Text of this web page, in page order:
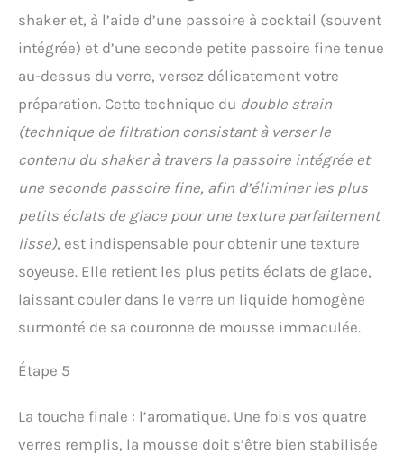
shaker et, à l’aide d’une passoire à cocktail (souvent
intégrée) et d’une seconde petite passoire fine tenue
au-dessus du verre, versez délicatement votre
préparation. Cette technique du double strain
(technique de filtration consistant à verser le
contenu du shaker à travers la passoire intégrée et
une seconde passoire fine, afin d’éliminer les plus
petits éclats de glace pour une texture parfaitement
lisse), est indispensable pour obtenir une texture
soyeuse. Elle retient les plus petits éclats de glace,
laissant couler dans le verre un liquide homogène
surmonté de sa couronne de mousse immaculée.
Étape 5
La touche finale : l’aromatique. Une fois vos quatre
verres remplis, la mousse doit s’être bien stabilisée